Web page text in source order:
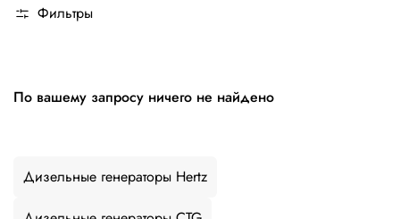
Фильтры
По вашему запросу ничего не найдено
Дизельные генераторы Hertz